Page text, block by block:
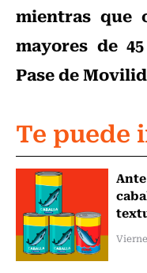
mientras que
mayores de
Pase de
Te puede